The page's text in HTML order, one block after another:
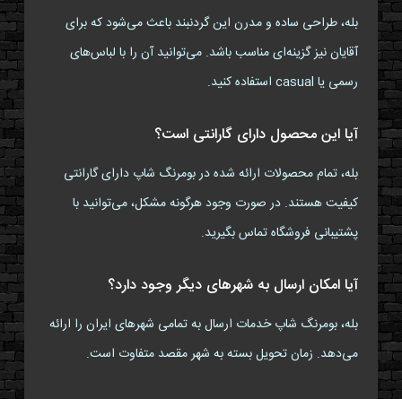
بله، طراحی ساده و مدرن این گردنبند باعث می‌شود که برای
آقایان نیز گزینه‌ای مناسب باشد. می‌توانید آن را با لباس‌های
رسمی یا casual استفاده کنید.
آیا این محصول دارای گارانتی است؟
بله، تمام محصولات ارائه شده در بومرنگ شاپ دارای گارانتی
کیفیت هستند. در صورت وجود هرگونه مشکل، می‌توانید با
پشتیبانی فروشگاه تماس بگیرید.
آیا امکان ارسال به شهرهای دیگر وجود دارد؟
بله، بومرنگ شاپ خدمات ارسال به تمامی شهرهای ایران را ارائه
می‌دهد. زمان تحویل بسته به شهر مقصد متفاوت است.